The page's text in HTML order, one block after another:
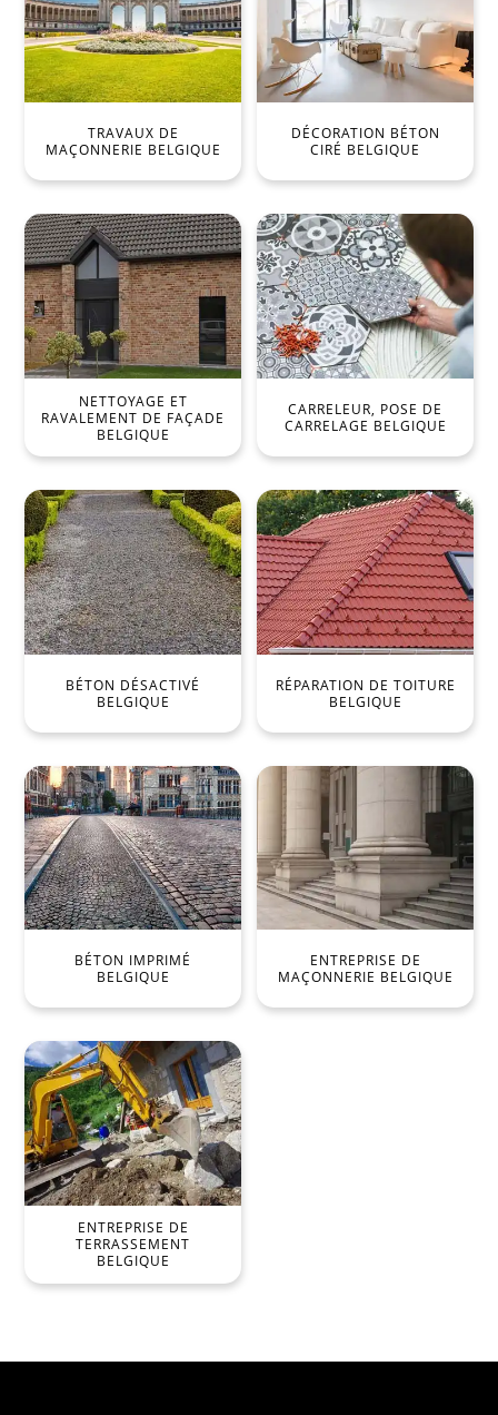
TRAVAUX DE
MAÇONNERIE BELGIQUE
DÉCORATION BÉTON
CIRÉ BELGIQUE
NETTOYAGE ET
RAVALEMENT DE FAÇADE
BELGIQUE
CARRELEUR, POSE DE
CARRELAGE BELGIQUE
BÉTON DÉSACTIVÉ
BELGIQUE
RÉPARATION DE TOITURE
BELGIQUE
BÉTON IMPRIMÉ
BELGIQUE
ENTREPRISE DE
MAÇONNERIE BELGIQUE
ENTREPRISE DE
TERRASSEMENT
BELGIQUE